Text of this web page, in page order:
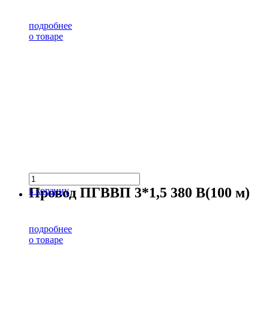
подробнее
о товаре
в корзину
Провод ПГВВП 3*1,5 380 В(100 м)
подробнее
о товаре